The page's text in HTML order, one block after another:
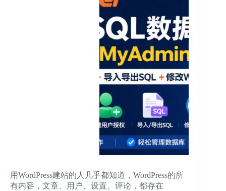
用WordPress建站的人几乎都知道，WordPress的所
有内容，文章、用户、设置、评论，都存在